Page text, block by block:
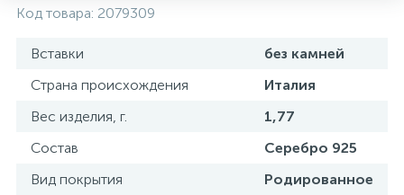
Код товара: 2079309
Вставки
без камней
Страна происхождения
Италия
Вес изделия, г.
1,77
Состав
Серебро 925
Вид покрытия
Родированное